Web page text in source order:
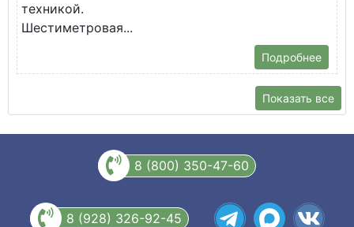
техникой.
Шестиметровая...
Подробнее
Показать все
8 (800) 350-47-60
8 (928) 326-92-45